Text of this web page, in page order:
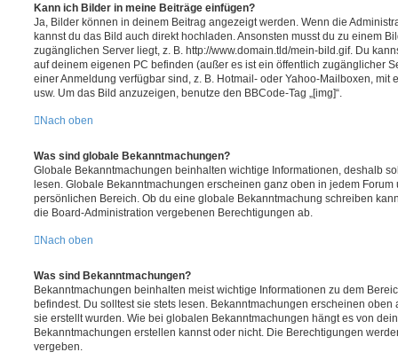
Kann ich Bilder in meine Beiträge einfügen?
Ja, Bilder können in deinem Beitrag angezeigt werden. Wenn die
kannst du das Bild auch direkt hochladen. Ansonsten musst du zu einem
zugänglichen Server liegt, z. B. http://www.domain.tld/mein-bild.gif. Du
auf deinem eigenen PC befinden (außer es ist ein öffentlich zugänglicher
einer Anmeldung verfügbar sind, z. B. Hotmail- oder Yahoo-Mailboxen, mit
usw. Um das Bild anzuzeigen, benutze den BBCode-Tag „[img]“.
Nach oben
Was sind globale Bekanntmachungen?
Globale Bekanntmachungen beinhalten wichtige Informationen, deshalb
lesen. Globale Bekanntmachungen erscheinen ganz oben in jedem
persönlichen Bereich. Ob du eine globale Bekanntmachung schreiben
die Board-Administration vergebenen Berechtigungen ab.
Nach oben
Was sind Bekanntmachungen?
Bekanntmachungen beinhalten meist wichtige Informationen zu dem
befindest. Du solltest sie stets lesen. Bekanntmachungen erscheinen oben
sie erstellt wurden. Wie bei globalen Bekanntmachungen hängt es von
Bekanntmachungen erstellen kannst oder nicht. Die Berechtigungen
vergeben.